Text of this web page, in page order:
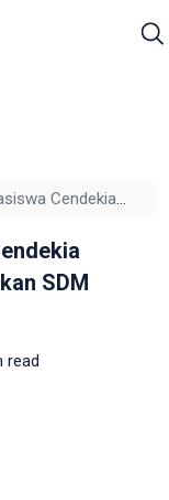
Cendekia
SDM
read